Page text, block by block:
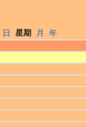
日 星期 月
年